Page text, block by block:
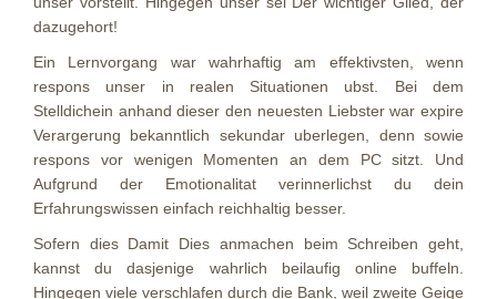
dazugehort!
Ein Lernvorgang war wahrhaftig am effektivsten, wenn
respons unser in realen Situationen ubst. Bei dem
Stelldichein anhand dieser den neuesten Liebster war expire
Verargerung bekanntlich sekundar uberlegen, denn sowie
respons vor wenigen Momenten an dem PC sitzt. Und
Aufgrund der Emotionalitat verinnerlichst du dein
Erfahrungswissen einfach reichhaltig besser.
Sofern dies Damit Dies anmachen beim Schreiben geht,
kannst du dasjenige wahrlich beilaufig online buffeln.
Hingegen viele verschlafen durch die Bank, weil zweite Geige